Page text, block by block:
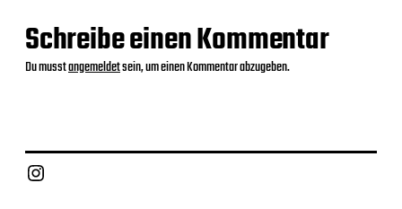
Schreibe einen Kommentar
Du musstangemeldetsein, um einen Kommentar abzugeben.
Instagram